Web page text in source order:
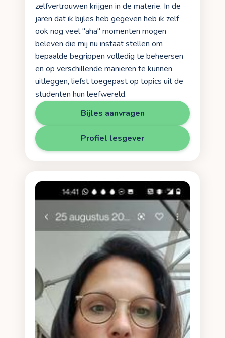
zelfvertrouwen krijgen in de materie. In de
jaren dat ik bijles heb gegeven heb ik zelf
ook nog veel "aha" momenten mogen
beleven die mij nu instaat stellen om
bepaalde begrippen volledig te beheersen
en op verschillende manieren te kunnen
uitleggen, liefst toegepast op topics uit de
studenten hun leefwereld.
Bijles aanvragen
Profiel lesgever